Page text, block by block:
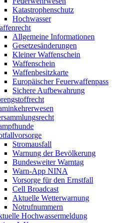
Katastrophenschutz
Hochwasser
Allgemeine Informationen
Gesetzesänderungen
Kleiner Waffenschein
Waffenschein
Waffenbesitzkarte
Europäischer Feuerwaffenpass
Sichere Aufbewahrung
Stromausfall
Warnung der Bevölkerung
Bundesweiter Warntag
Warn-App NINA
Vorsorge für den Ernstfall
Cell Broadcast
Aktuelle Wetterwarnung
Notrufnummern
Hochwassermeldung